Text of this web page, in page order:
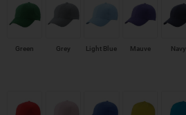
Green Grey Light Blue Mauve Navy